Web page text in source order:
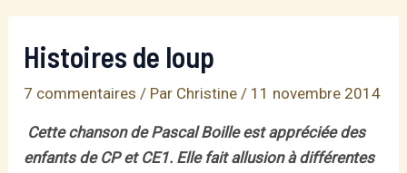
Histoires de loup
7 commentaires / Par Christine/ 11 novembre 2014
Cette chanson de Pascal Boille est appréciée des
enfants de CP et CE1. Elle fait allusion à différentes